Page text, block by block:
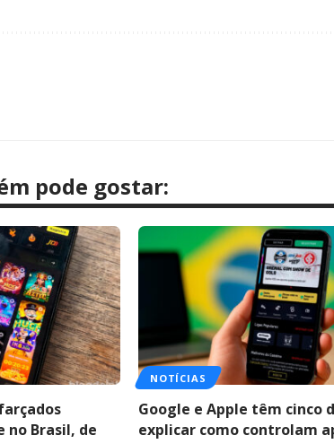
pode gostar:
no Brasil, de
NOTÍCIAS
Google e Apple têm cinco
explicar como controlam